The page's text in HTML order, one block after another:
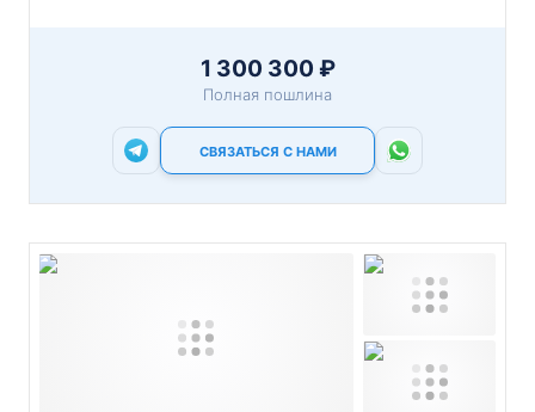
1 300 300 ₽
Полная пошлина
СВЯЗАТЬСЯ С НАМИ